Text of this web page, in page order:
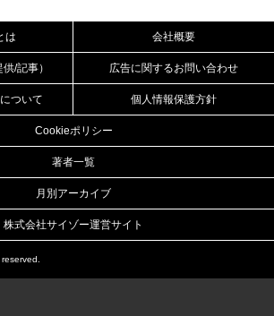
は 会社概要
/記事） 広告に関するお問い合わせ
ついて 個人情報保護方針
Cookieポリシー
著者一覧
月別アーカイブ
株式会社サイゾー運営サイト